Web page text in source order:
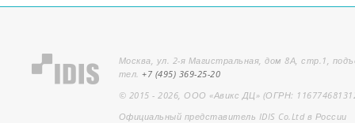
Москва, ул. 2-я Магистральная, дом 8А, стр.1,
тел.+7 (495) 369-25-20
© 2015 - 2026, ООО «Авикс ДЦ» (ОГРН:
Официальный представитель IDIS Co.Ltd в России